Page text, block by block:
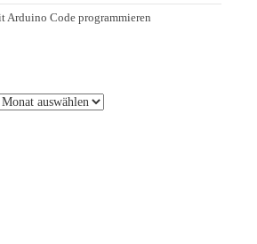
Arduino Code programmieren